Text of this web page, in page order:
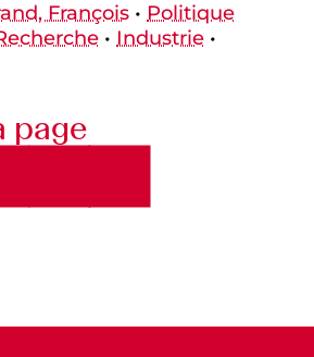
François • Politique
• Industrie •
page